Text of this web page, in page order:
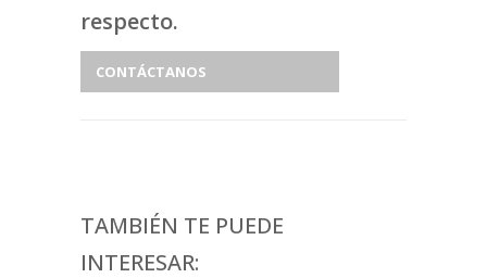
respecto.
CONTÁCTANOS
TAMBIÉN TE PUEDE
INTERESAR: